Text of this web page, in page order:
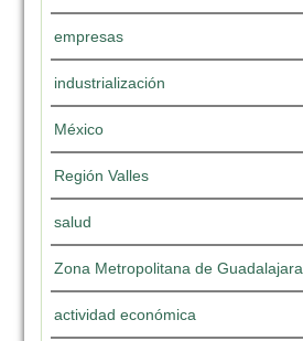
empresas
industrialización
México
Región Valles
salud
Zona Metropolitana de Guadalajara
actividad económica